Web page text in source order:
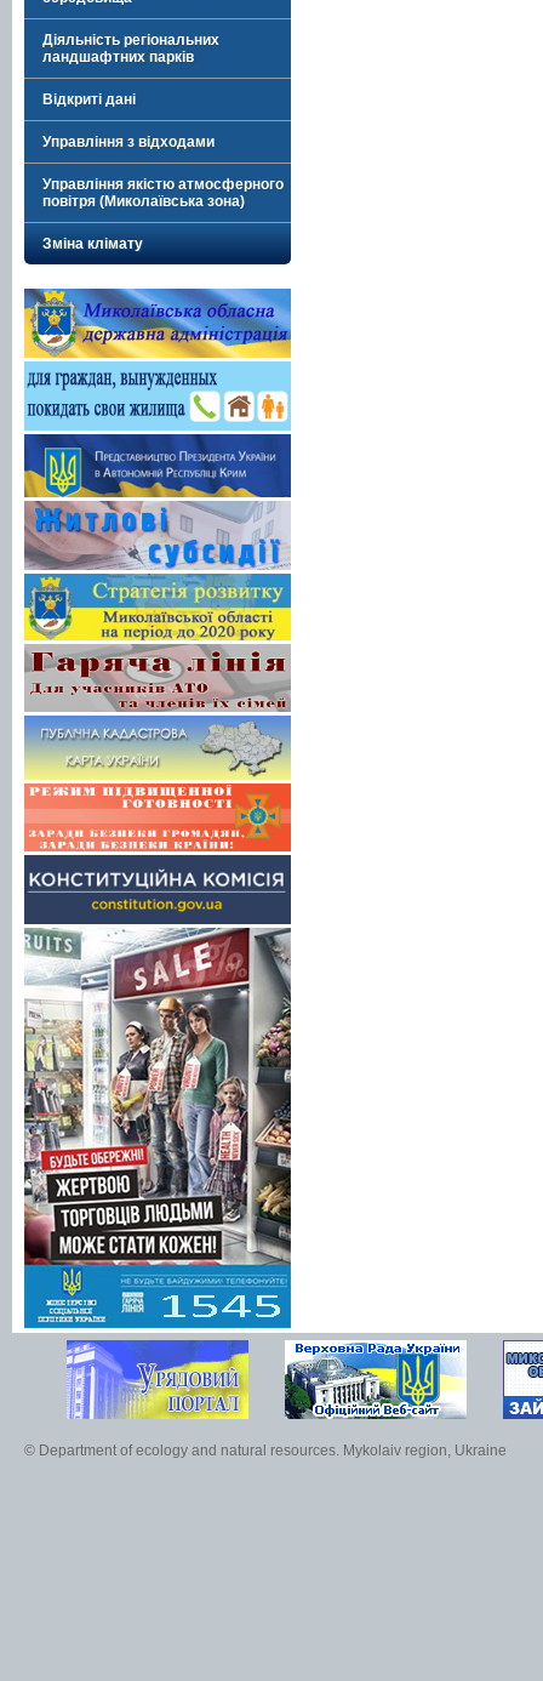
Діяльність регіональних
ландшафтних парків
Відкриті дані
Управління з відходами
Управління якістю атмосферного
повітря (Миколаївська зона)
Зміна клімату
© Department of ecology and natural resources. Mykolaiv region, Ukraine